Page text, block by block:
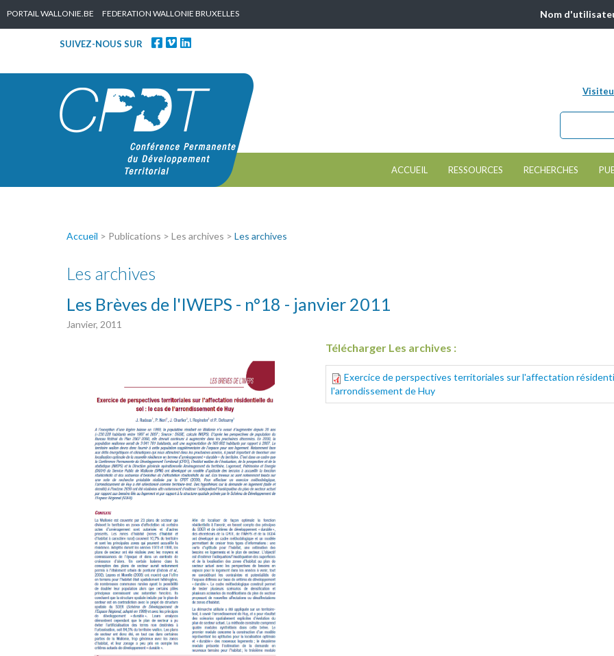
PORTAIL WALLONIE.BE FEDERATION WALLONIE BRUXELLES Nom
SUIVEZ-NOUS SUR
Chercher
ACCUEIL RESSOURCES RECHERCHES
Accueil > Publications > Les archives > Les archives
Les archives
Les Brèves de l'IWEPS - n°18 - janvier 2011
Janvier, 2011
Télécharger Les archives :
Exercice de perspectives territoriales sur l'affectation
l'arrondissement de Huy